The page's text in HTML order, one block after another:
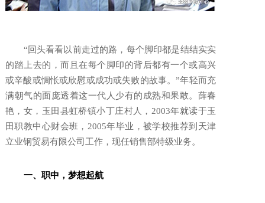
“回头看看以前走过的路，每个脚印都是结结实实
的踏上去的，而且在每个脚印的背后都有一个或高兴
或辛酸或惆怅或欣慰或成功或失败的故事。”年轻而充
满朝气的面庞透着这一代人少有的成熟和果敢。薛春
艳，女，玉田县虹桥镇小丁庄村人，2003年就读于玉
田职教中心财会班，2005年毕业，被学校推荐到天津
立业钢贸易有限公司工作，现任销售部特级业务。
一、 职中 ，梦想起航